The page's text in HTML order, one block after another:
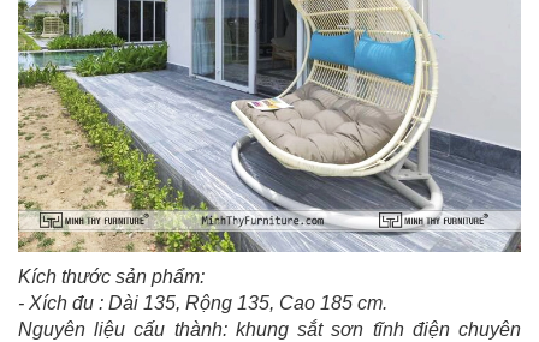
Kích thước sản phẩm:
- Xích đu : Dài 135, Rộng 135, Cao 185 cm.
Nguyên liệu cấu thành: khung sắt sơn tĩnh điện chuyên